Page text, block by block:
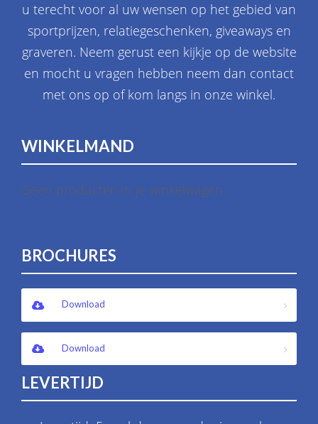
u terecht voor al uw wensen op het gebied van
sportprijzen, relatiegeschenken, giveaways en
graveren. Neem gerust een kijkje op de website
en mocht u vragen hebben neem dan contact
met ons op of kom langs in onze winkel.
WINKELMAND
Geen producten in je winkelwagen.
BROCHURES
Download
Download
LEVERTIJD